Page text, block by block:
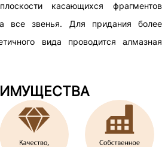
касающихся фрагментов
все звенья. Для придания более
вида проводится алмазная